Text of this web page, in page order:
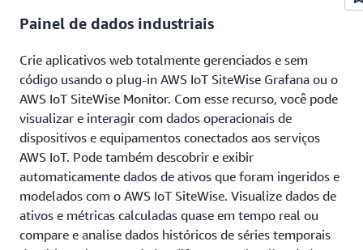
flexível permite que você otimize a frequência e o custo
de previsão monitora os dados que recebe do seu
equipamento e identifica anomalias e tendências.
Painel de dados industriais
Crie aplicativos web totalmente gerenciados e sem
código usando o plug-in AWS IoT SiteWise Grafana ou o
AWS IoT SiteWise Monitor. Com esse recurso, você pode
visualizar e interagir com dados operacionais de
dispositivos e equipamentos conectados aos serviços
AWS IoT. Pode também descobrir e exibir
automaticamente dados de ativos que foram ingeridos e
modelados com o AWS IoT SiteWise. Visualize dados de
ativos e métricas calculadas quase em tempo real ou
compare e analise dados históricos de séries temporais